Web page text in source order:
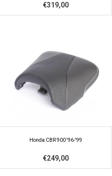
€319,00
Honda CBR 900 '96-'99
€249,00